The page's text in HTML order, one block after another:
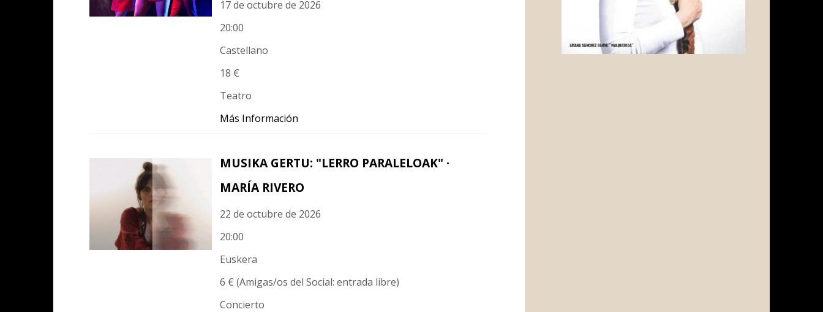
17 de octubre de 2026
20:00
Castellano
18 €
Teatro
Más Información
MUSIKA GERTU: "LERRO PARALELOAK" ·
MARÍA RIVERO
22 de octubre de 2026
20:00
Euskera
6 € (Amigas/os del Social: entrada libre)
Concierto